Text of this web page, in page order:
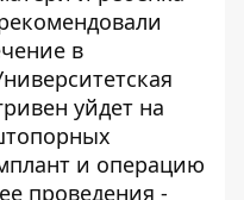
в
уйдет на
и операцию
проведения -